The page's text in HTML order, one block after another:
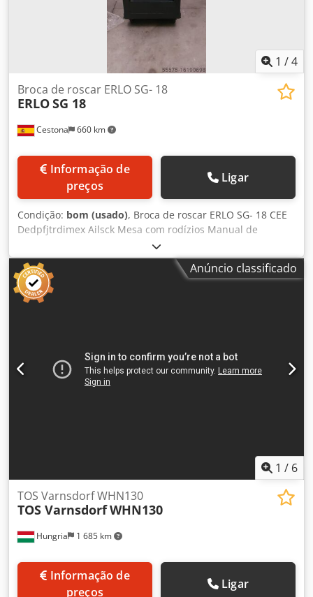
1 /4
Cestona 660 km
Broca de roscar ERLO SG- 18
ERLOSG 18
preços
Ligar
Condição: bom (usado), Broca de roscar ERLO SG- 18 CEE
Dedpfjtrdimex Ailsck Mesa com rodízios Manual de
Anúncio classificado
1 / 6
Hungria 1 685 km
TOS Varnsdorf WHN130
TOS VarnsdorfWHN130
preços
Ligar